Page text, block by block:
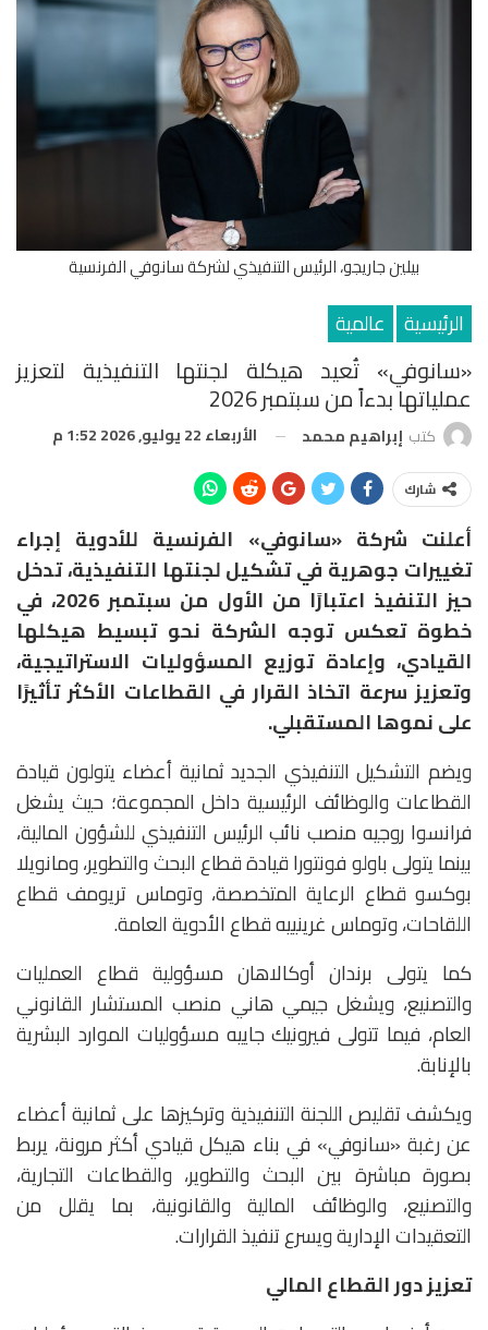
بيلين جاريجو، الرئيس التنفيذي لشركة سانوفي الفرنسية
الرئيسية عالمية
«سانوفي» تُعيد هيكلة لجنتها التنفيذية لتعزيز
عملياتها بدءاً من سبتمبر 2026
كتب إبراهيم محمد الأربعاء 22 يوليو, 2026 1:52 م
شارك
أعلنت شركة «سانوفي» الفرنسية للأدوية إجراء
تغييرات جوهرية في تشكيل لجنتها التنفيذية، تدخل
حيز التنفيذ اعتبارًا من الأول من سبتمبر 2026، في
خطوة تعكس توجه الشركة نحو تبسيط هيكلها
القيادي، وإعادة توزيع المسؤوليات الاستراتيجية،
وتعزيز سرعة اتخاذ القرار في القطاعات الأكثر تأثيرًا
على نموها المستقبلي.
ويضم التشكيل التنفيذي الجديد ثمانية أعضاء يتولون قيادة
القطاعات والوظائف الرئيسية داخل المجموعة؛ حيث يشغل
فرانسوا روجيه منصب نائب الرئيس التنفيذي للشؤون المالية،
بينما يتولى باولو فونتورا قيادة قطاع البحث والتطوير، ومانويلا
بوكسو قطاع الرعاية المتخصصة، وتوماس تريومف قطاع
اللقاحات، وتوماس غرينييه قطاع الأدوية العامة.
كما يتولى برندان أوكالاهان مسؤولية قطاع العمليات
والتصنيع، ويشغل جيمي هاني منصب المستشار القانوني
العام، فيما تتولى فيرونيك جاييه مسؤوليات الموارد البشرية
بالإنابة.
ويكشف تقليص اللجنة التنفيذية وتركيزها على ثمانية أعضاء
عن رغبة «سانوفي» في بناء هيكل قيادي أكثر مرونة، يربط
بصورة مباشرة بين البحث والتطوير، والقطاعات التجارية،
والتصنيع، والوظائف المالية والقانونية، بما يقلل من
التعقيدات الإدارية ويسرع تنفيذ القرارات.
تعزيز دور القطاع المالي